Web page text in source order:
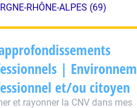
RHÔNE-ALPES (69)
|
et/ou citoyen
et rayonner la CNV dans mes